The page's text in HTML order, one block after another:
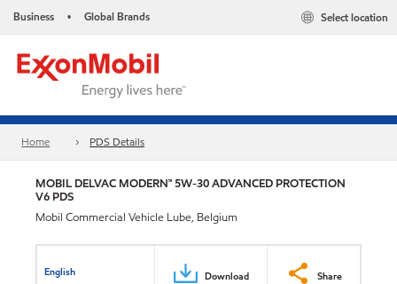
Business • Global Brands Select location
Home PDS Details
MOBIL DELVAC MODERN™ 5W-30 ADVANCED PROTECTION
V6 PDS
Mobil Commercial Vehicle Lube, Belgium
English Download Share